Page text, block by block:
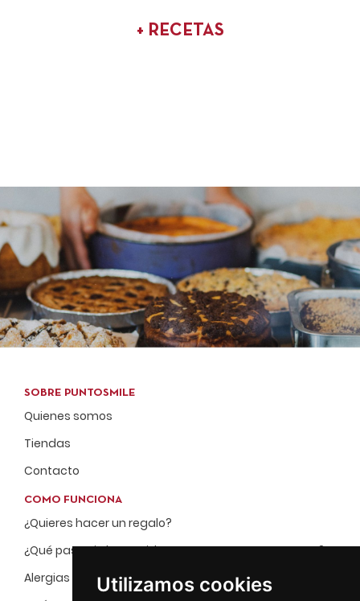
Utilizamos cookies
+ RECETAS
SOBRE PUNTOSMILE
Quienes somos
Tiendas
Contacto
COMO FUNCIONA
¿Quieres hacer un regalo?
¿Qué pasa si el repartidor no me encuentra en casa?
Alergias